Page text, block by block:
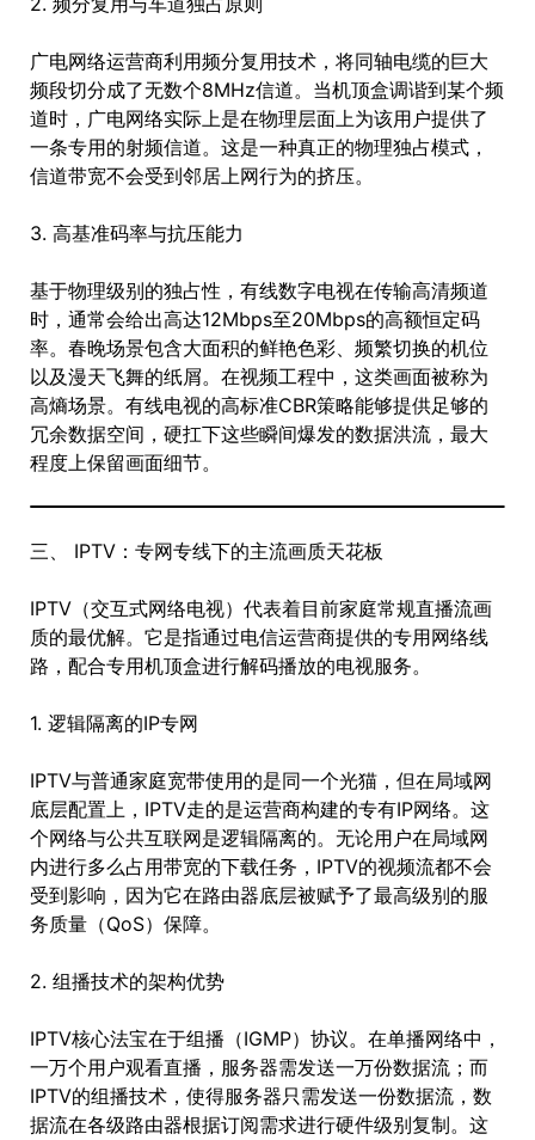
广电网络运营商利用频分复用技术，将同轴电缆的巨大
频段切分成了无数个8MHz信道。当机顶盒调谐到某个频
道时，广电网络实际上是在物理层面上为该用户提供了
一条专用的射频信道。这是一种真正的物理独占模式，
信道带宽不会受到邻居上网行为的挤压。
3. 高基准码率与抗压能力
基于物理级别的独占性，有线数字电视在传输高清频道
时，通常会给出高达12Mbps至20Mbps的高额恒定码
率。春晚场景包含大面积的鲜艳色彩、频繁切换的机位
以及漫天飞舞的纸屑。在视频工程中，这类画面被称为
高熵场景。有线电视的高标准CBR策略能够提供足够的
冗余数据空间，硬扛下这些瞬间爆发的数据洪流，最大
程度上保留画面细节。
三、 IPTV：专网专线下的主流画质天花板
IPTV（交互式网络电视）代表着目前家庭常规直播流画
质的最优解。它是指通过电信运营商提供的专用网络线
路，配合专用机顶盒进行解码播放的电视服务。
1. 逻辑隔离的IP专网
IPTV与普通家庭宽带使用的是同一个光猫，但在局域网
底层配置上，IPTV走的是运营商构建的专有IP网络。这
个网络与公共互联网是逻辑隔离的。无论用户在局域网
内进行多么占用带宽的下载任务，IPTV的视频流都不会
受到影响，因为它在路由器底层被赋予了最高级别的服
务质量（QoS）保障。
2. 组播技术的架构优势
IPTV核心法宝在于组播（IGMP）协议。在单播网络中，
一万个用户观看直播，服务器需发送一万份数据流；而
IPTV的组播技术，使得服务器只需发送一份数据流，数
据流在各级路由器根据订阅需求进行硬件级别复制。这